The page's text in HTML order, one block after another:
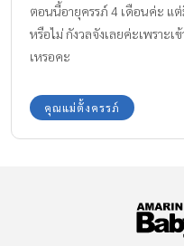
ตอนนี้อายุครรภ์ 4 เดือนค่ะ แ
หรือไม่ กังวลจังเลยค่ะเพราะ
เหรอคะ
คุณแม่ตั้งครรภ์